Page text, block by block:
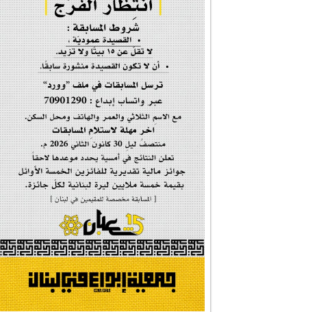
إحتفالية #رياحين...
إحتفالية تكريم ا...
#فاطمة_روحي
مولد السيدة #الز�...
#أم_الشهداء
#النجم_الثاقب
#الصديقة_الشهيدة
#على_اُهبة_الدم